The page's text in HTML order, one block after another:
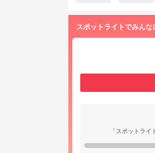
スポットライトでみんな
「スポットラ